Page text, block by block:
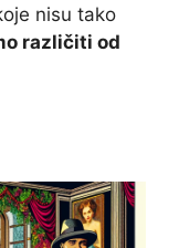
nisu tako
različiti od